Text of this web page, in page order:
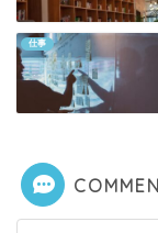
仕事